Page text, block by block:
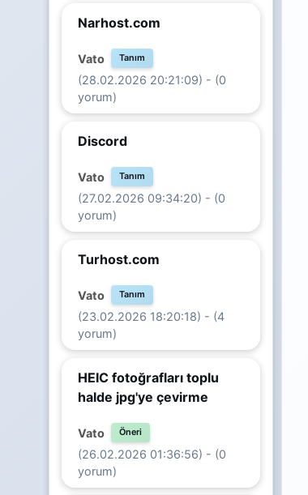
Narhost.com
Vato Tanım
(28.02.2026 20:21:09) - (0
yorum)
Discord
Vato Tanım
(27.02.2026 09:34:20) - (0
yorum)
Turhost.com
Vato Tanım
(23.02.2026 18:20:18) - (4
yorum)
HEIC fotoğrafları toplu
halde jpg'ye çevirme
Vato Öneri
(26.02.2026 01:36:56) - (0
yorum)